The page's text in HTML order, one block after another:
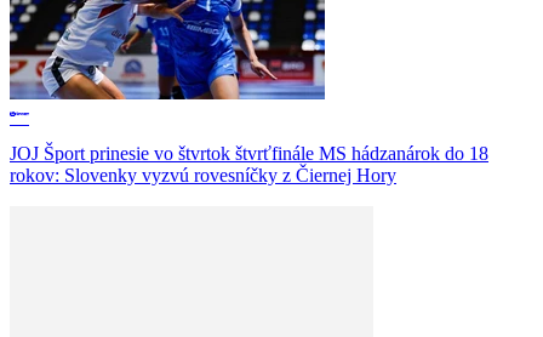
JOJ Šport prinesie vo štvrtok štvrťfinále MS hádzanárok do 18
rokov: Slovenky vyzvú rovesníčky z Čiernej Hory